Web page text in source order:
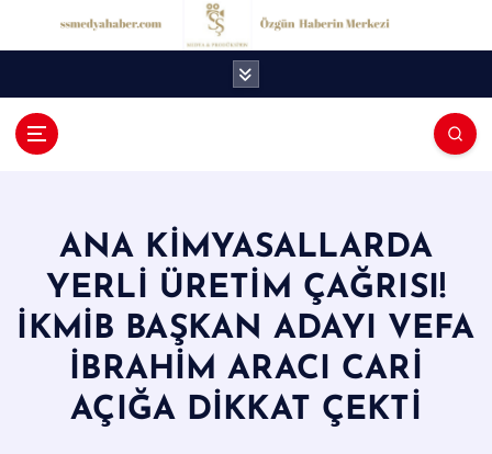
M
e
d
y
a
H
ANA KİMYASALLARDA
YERLİ ÜRETİM ÇAĞRISI!
İKMİB BAŞKAN ADAYI VEFA
İBRAHİM ARACI CARİ
AÇIĞA DİKKAT ÇEKTİ